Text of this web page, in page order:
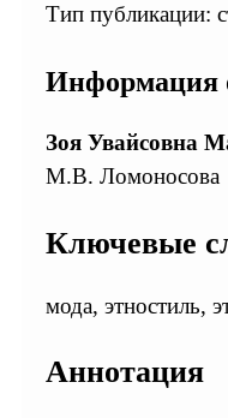
Тип публикации:
Информация
Зоя Увайсовна
М.В. Ломоносова
Ключевые
мода, этностиль,
Аннотация